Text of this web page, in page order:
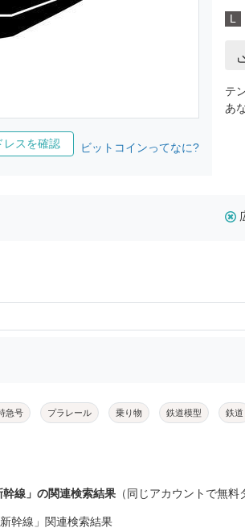
レスを確認 ビットコインってなに?
L
テ
あ
急号 プラレール 乗り物 鉄道模型 鉄道
線」の関連検索結果 （同じアカウントで無料
幹線」関連検索結果